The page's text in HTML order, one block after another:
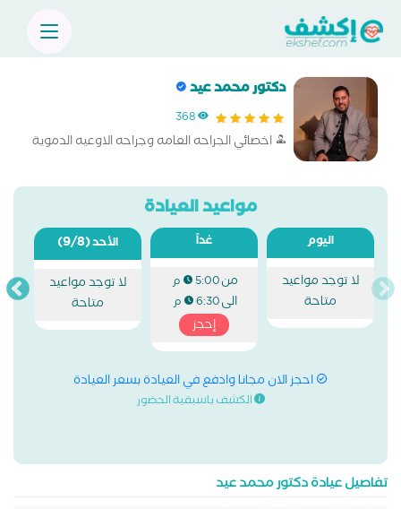
دكتور محمد عيد
368
اخصائي الجراحه العامه وجراحه الاوعيه الدموية
مواعيد العيادة
اليوم
لا توجد مواعيد
متاحة
غداً
من5:00 م
الى6:30 م
إحجز
الأحد(9/8)
لا توجد مواعيد
متاحة
احجز الان مجانا وادفع في العيادة بسعر العيادة
الكشف باسبقية الحضور
تفاصيل عيادة دكتور محمد عيد